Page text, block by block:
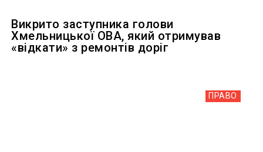
Викрито заступника голови
Хмельницької ОВА, який отримував
«відкати» з ремонтів доріг
ПРАВО